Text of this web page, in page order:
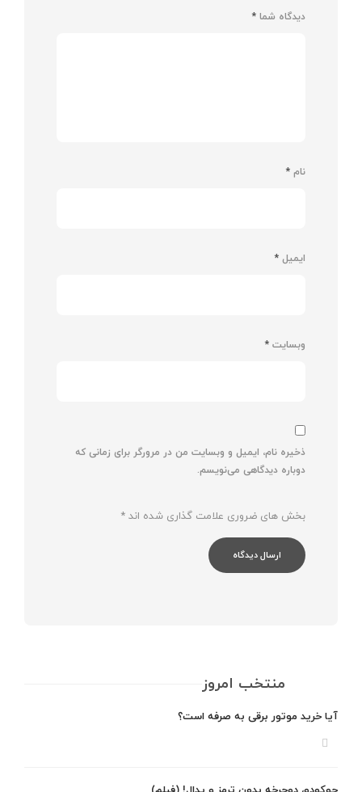
دیدگاه شما *
نام *
ایمیل *
وبسایت *
ذخیره نام، ایمیل و وبسایت من در مرورگر برای زمانی که
دوباره دیدگاهی می‌نویسم.
بخش های ضروری علامت گذاری شده اند *
منتخب امروز
آیا خرید موتور برقی به صرفه است؟